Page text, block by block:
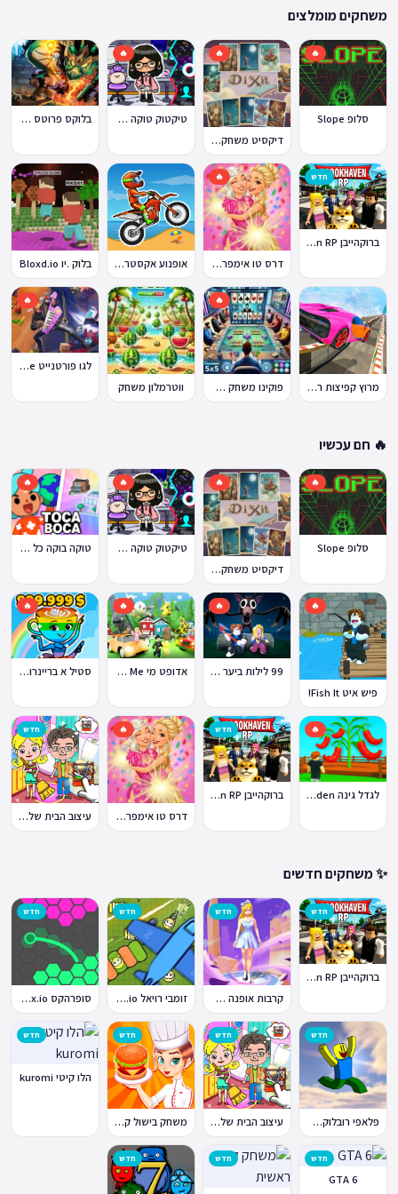
לצד תוספות שוטפות של משחקים חדשים.
משחקים מומלצים
🔥
סלופ Slope
🔥
דיקסיט משחק Dixit
🔥
טיקטוק טוקה בוקה בלוקס פרוטס Blox Fruits
חדש
ברוקהייבן Brookhaven RP
🔥
דרס טו אימפרס Dress To Impress אופנוע אקסטרים Moto X3M בלוק .יו Bloxd.io
מרוץ קפיצות רמפה
🔥
פוקינו משחק אונליין ווטרמלון משחק
🔥
לגו פורטנייט Lego Fortnite
🔥 חם עכשיו
🔥
סלופ Slope
🔥
דיקסיט משחק Dixit
🔥
טיקטוק טוקה בוקה
🔥
טוקה בוקה כל העולמות בחינם
🔥
פיש איט Fish It!
🔥
99 לילות ביער Nights in the Forest
🔥
אדופט מי Adopt Me!
🔥
סטיל א בריינרוט Steal a Brainrot
🔥
לגדל גינה Grow a Garden
חדש
ברוקהייבן Brookhaven RP
🔥
דרס טו אימפרס Dress To Impress
חדש
עיצוב הבית של טוקה בוקה
✨ משחקים חדשים
חדש
ברוקהייבן Brookhaven RP
חדש
קרבות אופנה Fashion Battle
חדש
זומבי רויאל ZombsRoyale.io
חדש
סופרהקס Superhex.io
חדש
פלאפי רובלוקס Flappy Roblox
חדש
עיצוב הבית של טוקה בוקה
חדש
משחק בישול קדחת הבישול Cooking Fever
חדש
הלו קיטי kuromi
חדש
GTA 6
חדש חדש